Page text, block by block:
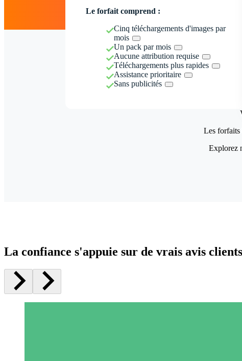
Le forfait comprend :
Cinq téléchargements d'images par
mois
Un pack par mois
Aucune attribution requise
Téléchargements plus rapides
Assistance prioritaire
Sans publicités
Les forfaits
Explorez
La confiance s'appuie sur de vrais avis clients